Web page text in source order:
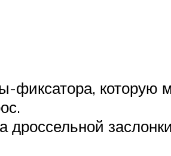
фиксатора, которую
дроссельной